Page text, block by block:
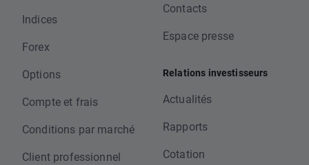
Indices
Forex
Options
Compte et frais
Conditions par marché
Client professionnel
Contacts
Espace presse
Relations investisseurs
Actualités
Rapports
Cotation